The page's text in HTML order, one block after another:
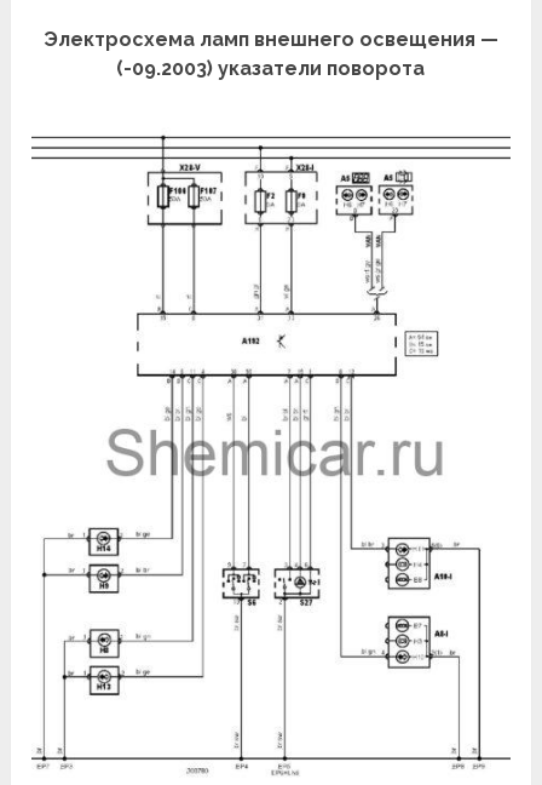
Электросхема ламп внешнего освещения —
(-09.2003) указатели поворота